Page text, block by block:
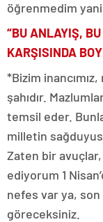
öğrenmedim
“BU ANLAYIŞ,
KARŞISINDA
*Bizim inancımız,
şahıdır.
temsil eder.
milletin
Zaten bir
ediyorum 1
nefes var ya, son
göreceksiniz.